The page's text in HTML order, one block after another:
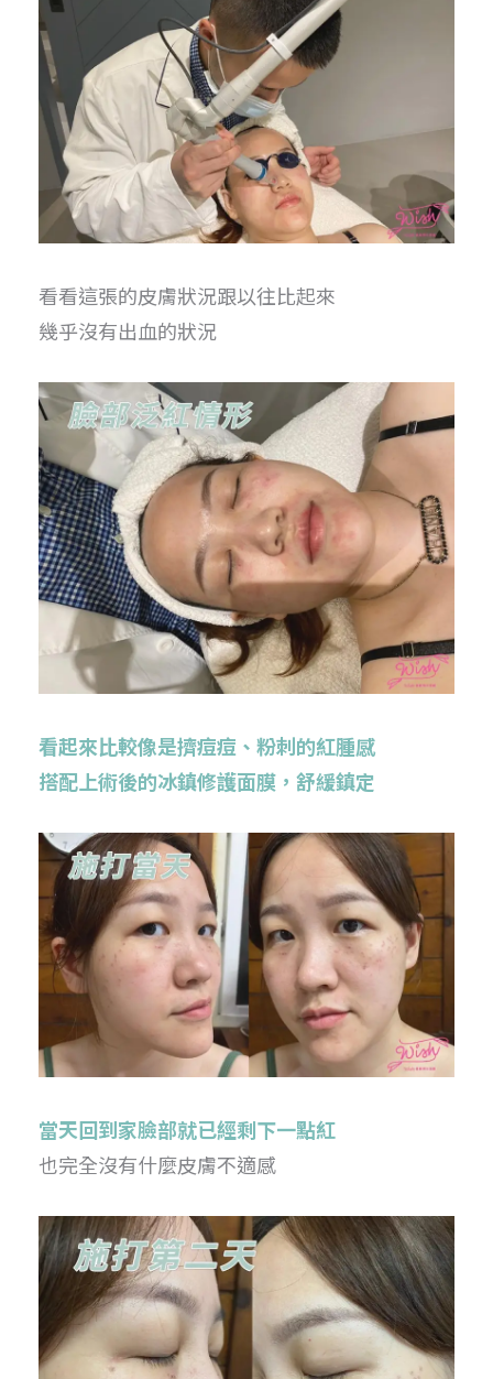
看看這張的皮膚狀況跟以往比起來
幾乎沒有出血的狀況
看起來比較像是擠痘痘、粉刺的紅腫感
搭配上術後的冰鎮修護面膜，舒緩鎮定
當天回到家臉部就已經剩下一點紅
也完全沒有什麼皮膚不適感